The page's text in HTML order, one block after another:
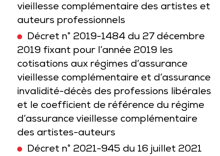
vieillesse complémentaire des artistes et
auteurs professionnels
Décret n° 2019-1484 du 27 décembre
2019 fixant pour l’année 2019 les
cotisations aux régimes d’assurance
vieillesse complémentaire et d’assurance
invalidité-décès des professions libérales
et le coefficient de référence du régime
d’assurance vieillesse complémentaire
des artistes-auteurs
Décret n° 2021-945 du 16 juillet 2021